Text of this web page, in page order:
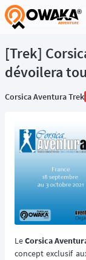
®
[Trek]
dévoilera
Corsica Aventura Trek
LeCorsica
concept exclusif